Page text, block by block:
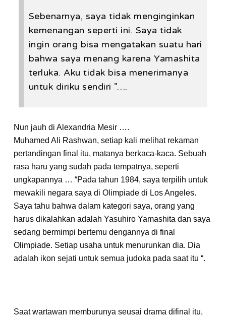
Sebenarnya, saya tidak menginginkan
kemenangan seperti ini. Saya tidak
ingin orang bisa mengatakan suatu hari
bahwa saya menang karena Yamashita
terluka. Aku tidak bisa menerimanya
untuk diriku sendiri ”….
Nun jauh di Alexandria Mesir ….
Muhamed Ali Rashwan, setiap kali melihat rekaman
pertandingan final itu, matanya berkaca-kaca. Sebuah
rasa haru yang sudah pada tempatnya, seperti
ungkapannya … “Pada tahun 1984, saya terpilih untuk
mewakili negara saya di Olimpiade di Los Angeles.
Saya tahu bahwa dalam kategori saya, orang yang
harus dikalahkan adalah Yasuhiro Yamashita dan saya
sedang bermimpi bertemu dengannya di final
Olimpiade. Setiap usaha untuk menurunkan dia. Dia
adalah ikon sejati untuk semua judoka pada saat itu “.
Saat wartawan memburunya seusai drama difinal itu,